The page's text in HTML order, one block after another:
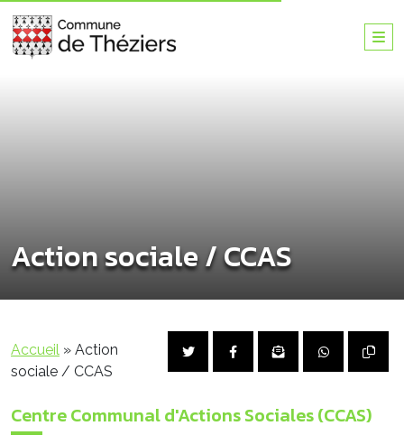
Action sociale / CCAS
Accueil » Action
sociale / CCAS
Centre Communal d'Actions Sociales (CCAS)